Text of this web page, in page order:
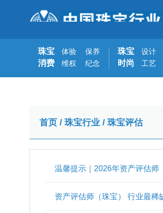
珠宝
消费
体验
维权
保养
纪念
珠宝
时尚
设计
工艺
首页/珠宝行业/珠宝评估